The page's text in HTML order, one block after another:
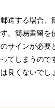
送する場合、
。簡易書留を
サインが必要
てしまうので
良くないでし